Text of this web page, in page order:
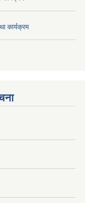
कार्यक्रम